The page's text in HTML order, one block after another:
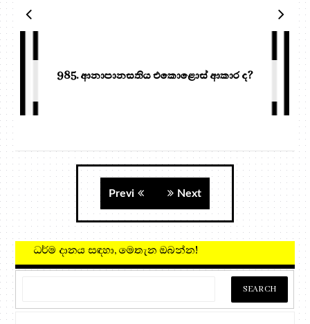
985. ආනාපානසතිය එකොළොස් ආකාර ද?
Next
Previ
ධර්ම දානය සඳහා, මෙතැන ඔබන්න!